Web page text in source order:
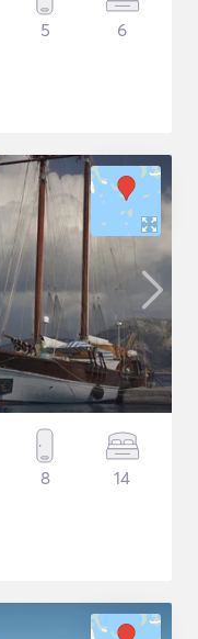
5 6
8 14